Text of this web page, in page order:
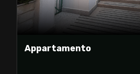
Appartamento